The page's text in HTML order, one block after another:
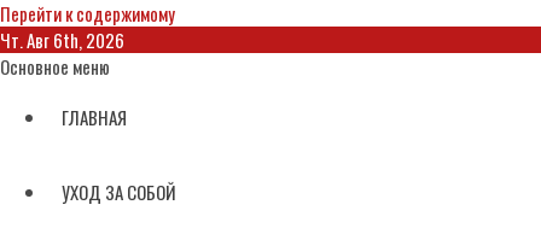
Перейти к содержимому
Чт. Авг 6th, 2026
Основное меню
ГЛАВНАЯ
УХОД ЗА СОБОЙ